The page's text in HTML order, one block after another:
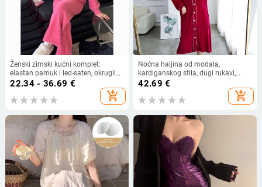
Ženski zimski kućni komplet:
elastan pamuk i led-saten, okrugli
ovratnik, dugi rukavi, midi suknja,
22.34 - 36.69 €
add_shopping_cart
Noćna haljina od modala,
kardiganskog stila, dugi rukavi,
dugačka dužina
42.69 €
add_shopping_cart